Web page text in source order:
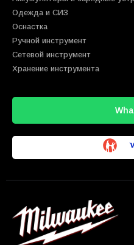
Одежда и СИЗ
Оснастка
Ручной инструмент
Сетевой инструмент
Хранение инструмента